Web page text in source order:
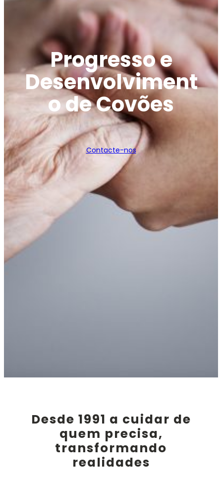
Progresso e
Desenvolviment
o de Covões
Contacte-nos
Desde 1991 a cuidar de
quem precisa,
transformando
realidades